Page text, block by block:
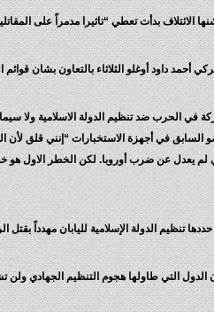
بدأت تعطي “تاثيرا مدمراً على
أحمد داود أوغلو الثلاثاء بالتعاون بشان
الحرب ضد تنظيم الدولة الاسلامية ولا
السابق في أجهزة الاستخبارات “إنني قلق لأن
عن ضرب أوروبا. لكن الخطر الاول هو خطر
الدولة الإسلامية لليابان مهدداً بقتل الرهينتين
التي طاولها هجوم التنظيم الجهادي ولن